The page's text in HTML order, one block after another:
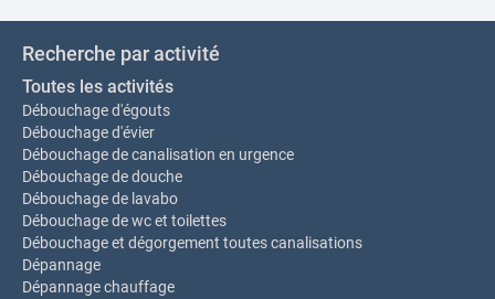
Recherche par activité
Toutes les activités
Débouchage d'égouts
Débouchage d'évier
Débouchage de canalisation en urgence
Débouchage de douche
Débouchage de lavabo
Débouchage de wc et toilettes
Débouchage et dégorgement toutes canalisations
Dépannage
Dépannage chauffage